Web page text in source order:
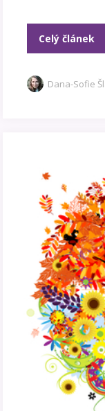
Celý článek
Dana-Sofie